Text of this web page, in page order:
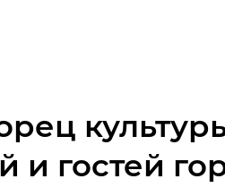
и гостей